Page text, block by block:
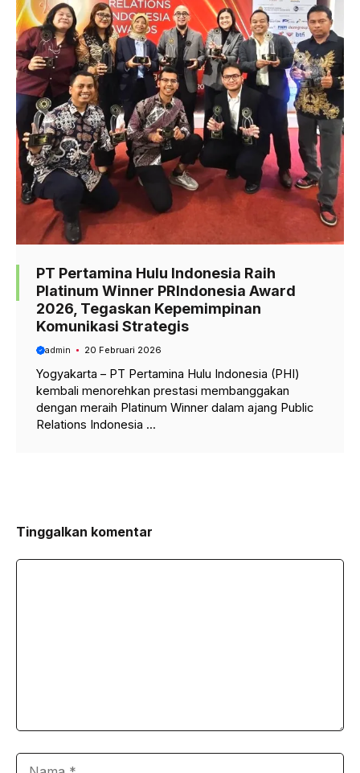
PT Pertamina Hulu Indonesia Raih
Platinum Winner PRIndonesia Award
2026, Tegaskan Kepemimpinan
Komunikasi Strategis
admin 20 Februari 2026
Yogyakarta – PT Pertamina Hulu Indonesia (PHI)
kembali menorehkan prestasi membanggakan
dengan meraih Platinum Winner dalam ajang Public
Relations Indonesia ...
Tinggalkan komentar